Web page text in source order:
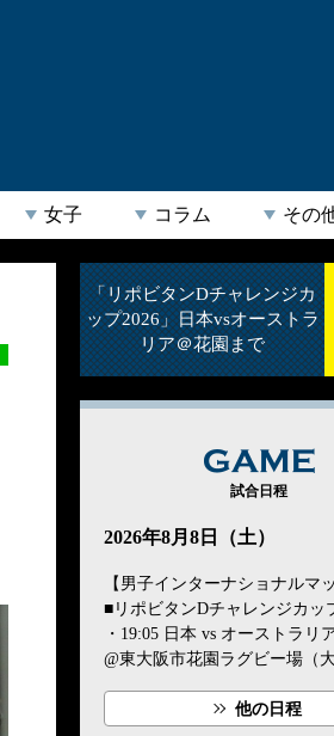
女子 コラム その
「リポビタンDチャレンジカ
ップ2026」日本vsオーストラ
リア＠花園まで
試合日程
2026年8月8日（土）
【男子インターナショナルマ
■リポビタンDチャレンジカッ
・19:05 日本 vs オーストラリ
@東大阪市花園ラグビー場（大
他の日程